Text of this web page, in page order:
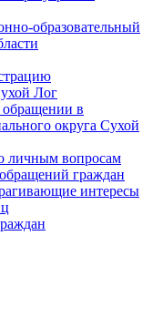
образовательный
Лог
обращении в
округа Сухой
личным вопросам
граждан
интересы